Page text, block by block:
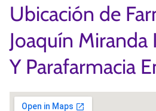
Ubicación de
Joaquín Miranda
Y Parafarmacia